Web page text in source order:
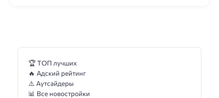
🏆 ТОП лучших
🔥 Адский рейтинг
⚠️ Аутсайдеры
📊 Все новостройки